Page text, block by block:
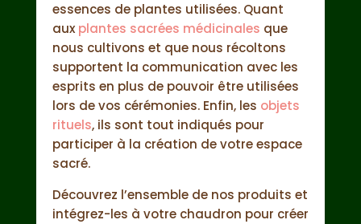
essences de plantes utilisées. Quant
aux plantes sacrées médicinales que
nous cultivons et que nous récoltons
supportent la communication avec les
esprits en plus de pouvoir être utilisées
lors de vos cérémonies. Enfin, les objets
rituels, ils sont tout indiqués pour
participer à la création de votre espace
sacré.
Découvrez l’ensemble de nos produits et
intégrez-les à votre chaudron pour créer